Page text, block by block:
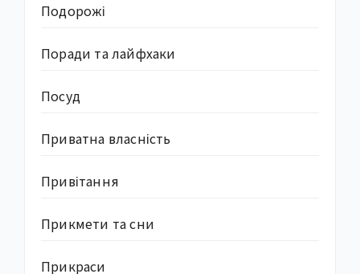
Подорожі
Поради та лайфхаки
Посуд
Приватна власність
Привітання
Прикмети та сни
Прикраси